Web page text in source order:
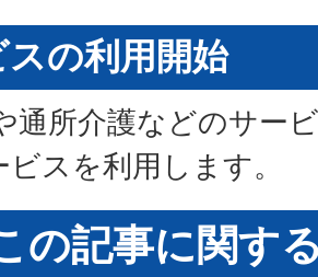
スの利用開始
通所介護などのサー
スを利用します。
の記事に関す